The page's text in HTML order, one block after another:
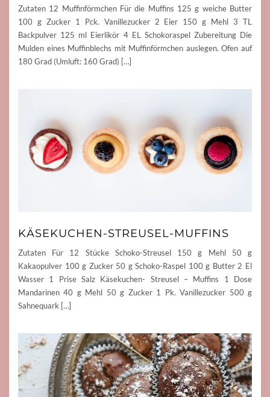
Zutaten 12 Muffinförmchen Für die Muffins 125 g weiche Butter
100 g Zucker 1 Pck. Vanillezucker 2 Eier 150 g Mehl 3 TL
Backpulver 125 ml Eierlikör 4 EL Schokoraspel Zubereitung Die
Mulden eines Muffinblechs mit Muffinförmchen auslegen. Ofen auf
180 Grad (Umluft: 160 Grad) […]
KÄSEKUCHEN-STREUSEL-MUFFINS
Zutaten Für 12 Stücke Schoko-Streusel 150 g Mehl 50 g
Kakaopulver 100 g Zucker 50 g Schoko-Raspel 100 g Butter 2 El
Wasser 1 Prise Salz Käsekuchen- Streusel – Muffins 1 Dose
Mandarinen 40 g Mehl 50 g Zucker 1 Pk. Vanillezucker 500 g
Sahnequark […]